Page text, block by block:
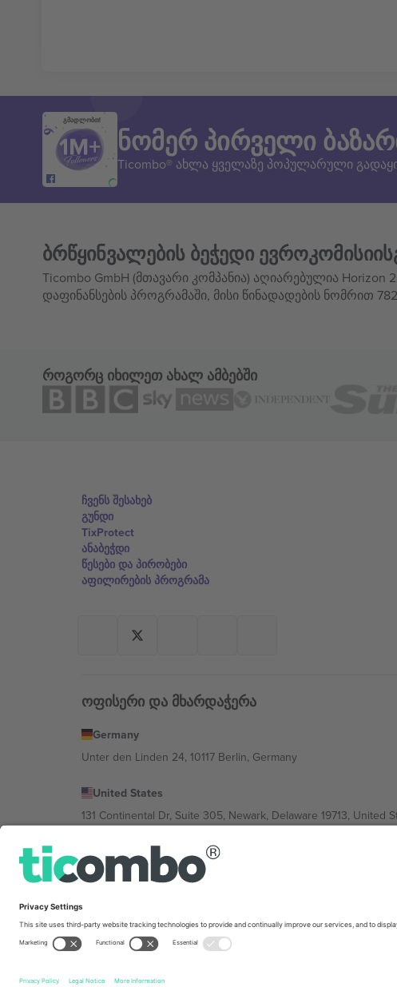
გმადლობთ!
ნომერ პირველი
Ticombo® ახლა ყველაზე პოპულარული
ბრწყინვალების ბეჭედი
Ticombo GmbH (მთავარი კომპანია) აღიარებულია Horizon
დაფინანსების პროგრამაში, მისი წინადადების ნომრით
როგორც იხილეთ ახალ ამბებში
ჩვენს შესახებ
გუნდი
TixProtect
ანაბეჭდი
წესები და პირობები
აფილირების პროგრამა
ოფისერი და მხარდაჭერა
Germany
Unter den Linden 24, 10117 Berlin, Germany
United States
131 Continental Dr, Suite 305, Newark, Delaware 19713, United
Bulgaria
Regus Sofia City West, bul Totleben 53-55, 1606 Sofia, Bulgaria
Av Chapultepec 360, Roma Norte, Cuauhtémoc, 06700 Ciudad
კონკრეტული პირობები.,